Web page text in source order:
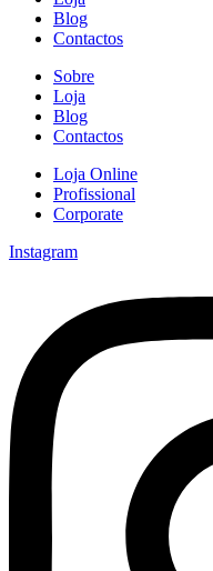
Blog
Contactos
Sobre
Loja
Blog
Contactos
Loja Online
Profissional
Corporate
Instagram